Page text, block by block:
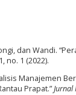
dan Wandi.
1, no. 1 (2022).
Manajemen
Prapat.”Jurnal